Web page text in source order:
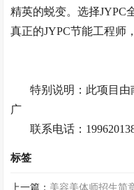
精英的蜕变。选择JYPC
真正的JYPC节能工程师
特别说明：此项目
广
联系电话：
标签
上一篇： 美容美体师招生简